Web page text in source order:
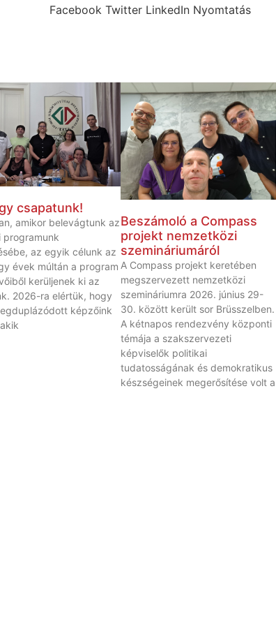
Facebook Twitter LinkedIn Nyomtatás
csapatunk!
amikor belevágtunk az
programunk
az egyik célunk az
évek múltán a program
kerüljenek ki az
2026-ra elértük, hogy
képzőink
Beszámoló a Compass
projekt nemzetközi
szemináriumáról
A Compass projekt keretében
megszervezett nemzetközi
szemináriumra 2026. június 29-
30. között került sor Brüsszelben.
A kétnapos rendezvény központi
témája a szakszervezeti
képviselők politikai
tudatosságának és demokratikus
készségeinek megerősítése volt a